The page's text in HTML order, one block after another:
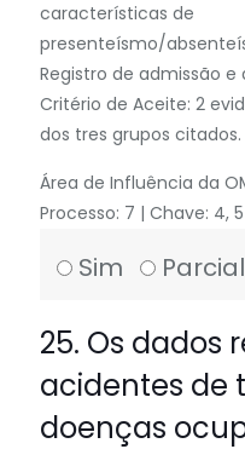
características de
presenteísmo/
Registro de admissão
Critério de Aceite: 2
dos tres grupos citados.
Área de Influência da
Processo: 7 | Chave: 4, 5
Sim
25. Os dados
acidentes de
doenças